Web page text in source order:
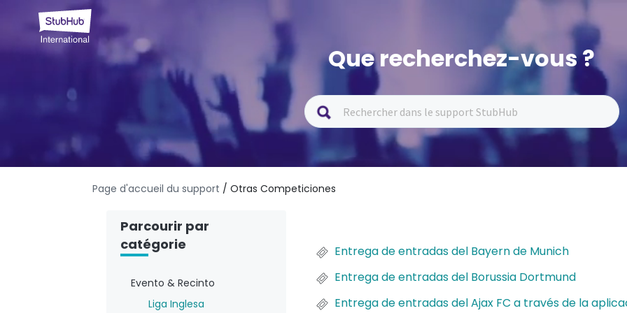
Que recherchez-vous ?
Page d'accueil du support / Otras Competiciones
Parcourir par
catégorie
Evento & Recinto
Liga Inglesa
Entrega de entradas del Bayern de Munich
Entrega de entradas del Borussia Dortmund
Entrega de entradas del Ajax FC a través de la